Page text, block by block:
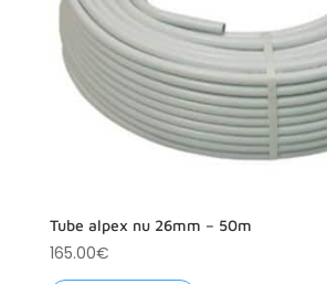
Tube alpex nu 26mm – 50m
165.00€